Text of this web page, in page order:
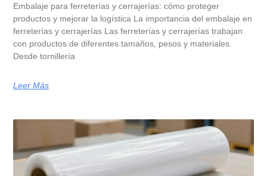
Embalaje para ferreterías y cerrajerías: cómo proteger
productos y mejorar la logística La importancia del embalaje en
ferreterías y cerrajerías Las ferreterías y cerrajerías trabajan
con productos de diferentes tamaños, pesos y materiales.
Desde tornillería
Leer Más